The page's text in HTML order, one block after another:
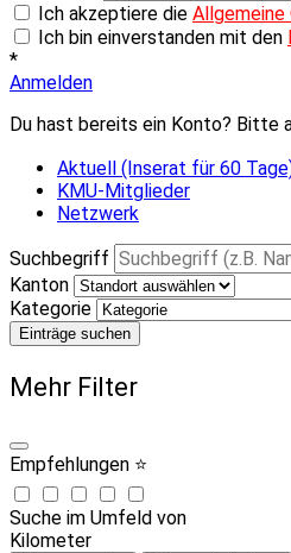
Ich akzeptiere die Allgemeine
Ich bin einverstanden mit den
*
Anmelden
Du hast bereits ein Konto? Bitte
Aktuell (Inserat für 60
KMU-Mitglieder
Netzwerk
Suchbegriff
Kanton
Kategorie
Einträge suchen
Mehr Filter
Empfehlungen ⭐
Suche im Umfeld von
Kilometer